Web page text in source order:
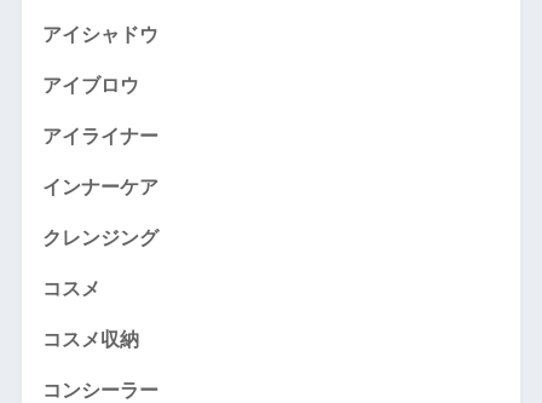
アイシャドウ
アイブロウ
アイライナー
インナーケア
クレンジング
コスメ
コスメ収納
コンシーラー